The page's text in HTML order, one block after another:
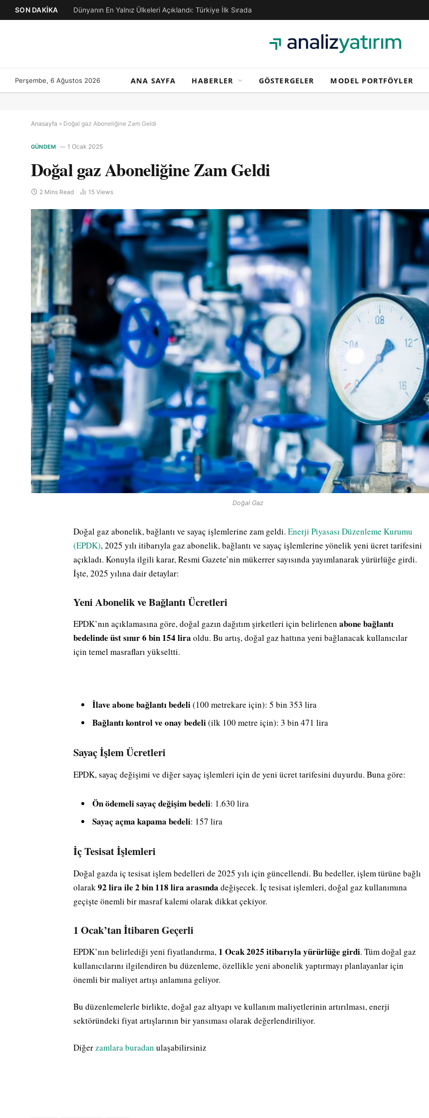
SON DAKIKA Dünyanın En Yalnız Ülkeleri Açıklandı: Türkiye İlk Sırada
Perşembe, 6 Ağustos 2026 ANA SAYFA HABERLER GÖSTERGELER MODEL PORTFÖYLER
Anasayfa » Doğal gaz Aboneliğine Zam Geldi
GÜNDEM 1 Ocak 2025
Doğal gaz Aboneliğine Zam Geldi
2 Mins Read 15 Views
Doğal Gaz
Doğal gaz abonelik, bağlantı ve sayaç işlemlerine zam geldi. Enerji Piyasası Düzenleme Kurumu
(EPDK), 2025 yılı itibarıyla gaz abonelik, bağlantı ve sayaç işlemlerine yönelik yeni ücret tarifesini
açıkladı. Konuyla ilgili karar, Resmi Gazete’nin mükerrer sayısında yayımlanarak yürürlüğe girdi.
İşte, 2025 yılına dair detaylar:
Yeni Abonelik ve Bağlantı Ücretleri
EPDK’nın açıklamasına göre, doğal gazın dağıtım şirketleri için belirlenen abone bağlantı
bedelinde üst sınır 6 bin 154 lira oldu. Bu artış, doğal gaz hattına yeni bağlanacak kullanıcılar
için temel masrafları yükseltti.
İlave abone bağlantı bedeli(100 metrekare için): 5 bin 353 lira
Bağlantı kontrol ve onay bedeli(ilk 100 metre için): 3 bin 471 lira
Sayaç İşlem Ücretleri
EPDK, sayaç değişimi ve diğer sayaç işlemleri için de yeni ücret tarifesini duyurdu. Buna göre:
Ön ödemeli sayaç değişim bedeli: 1.630 lira
Sayaç açma kapama bedeli: 157 lira
İç Tesisat İşlemleri
Doğal gazda iç tesisat işlem bedelleri de 2025 yılı için güncellendi. Bu bedeller, işlem türüne bağlı
olarak92 lira ile 2 bin 118 lira arasında değişecek. İç tesisat işlemleri, doğal gaz kullanımına
geçişte önemli bir masraf kalemi olarak dikkat çekiyor.
1 Ocak’tan İtibaren Geçerli
EPDK’nın belirlediği yeni fiyatlandırma, 1 Ocak 2025 itibarıyla yürürlüğe girdi. Tüm doğal gaz
kullanıcılarını ilgilendiren bu düzenleme, özellikle yeni abonelik yaptırmayı planlayanlar için
önemli bir maliyet artışı anlamına geliyor.
Bu düzenlemelerle birlikte, doğal gaz altyapı ve kullanım maliyetlerinin artırılması, enerji
sektöründeki fiyat artışlarının bir yansıması olarak değerlendiriliyor.
Diğerzamlara buradan ulaşabilirsiniz